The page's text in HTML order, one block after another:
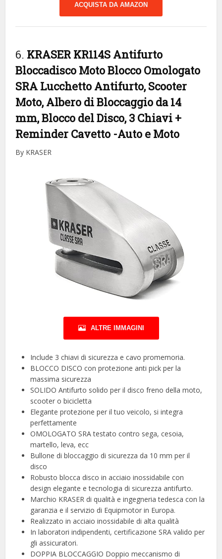
ACQUISTA DA AMAZON
6. KRASER KR114S Antifurto
Bloccadisco Moto Blocco Omologato
SRA Lucchetto Antifurto, Scooter
Moto, Albero di Bloccaggio da 14
mm, Blocco del Disco, 3 Chiavi +
Reminder Cavetto -Auto e Moto
By KRASER
ALTRE IMMAGINI
Include 3 chiavi di sicurezza e cavo promemoria.
BLOCCO DISCO con protezione anti pick per la
massima sicurezza
SOLIDO Antifurto solido per il disco freno della moto,
scooter o bicicletta
Elegante protezione per il tuo veicolo, si integra
perfettamente
OMOLOGATO SRA testato contro sega, cesoia,
martello, leva, ecc
Bullone di bloccaggio di sicurezza da 10 mm per il
disco
Robusto blocca disco in acciaio inossidabile con
design elegante e tecnologia di sicurezza antifurto.
Marchio KRASER di qualità e ingegneria tedesca con la
garanzia e il servizio di Equipmotor in Europa.
Realizzato in acciaio inossidabile di alta qualità
In laboratori indipendenti, certificazione SRA valido per
gli assicuratori.
DOPPIA BLOCCAGGIO Doppio meccanismo di